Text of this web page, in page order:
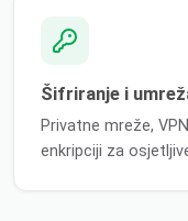
Šifriranje i
Privatne mreže,
enkripciji za